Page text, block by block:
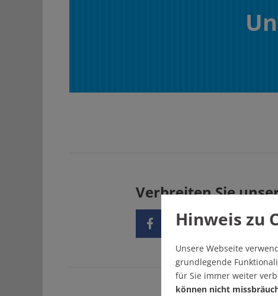
Verbreiten Sie
Hinweis zu
Unsere Webseite
grundlegende
für Sie immer weiter
können nicht